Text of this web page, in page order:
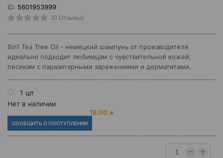
ID: 5601953999
(0 Отзывы)
8in1 Tea Tree Oil - немецкий шампунь от производителя
идеально подходит любимцам с чувствительной кожей,
песикам с паразитарными заражениями и дерматитами.
1 шт
Нет в наличии
18.00 ₼
СООБЩИТЬ О ПОСТУПЛЕНИИ